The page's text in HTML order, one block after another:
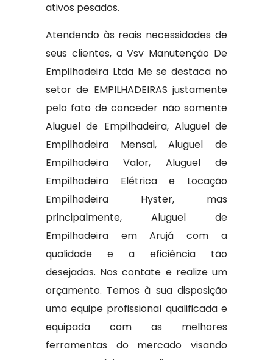
ativos pesados.
Atendendo às reais necessidades de
seus clientes, a Vsv Manutenção De
Empilhadeira Ltda Me se destaca no
setor de EMPILHADEIRAS justamente
pelo fato de conceder não somente
Aluguel de Empilhadeira, Aluguel de
Empilhadeira Mensal, Aluguel de
Empilhadeira Valor, Aluguel de
Empilhadeira Elétrica e Locação
Empilhadeira Hyster, mas
principalmente, Aluguel de
Empilhadeira em Arujá com a
qualidade e a eficiência tão
desejadas. Nos contate e realize um
orçamento. Temos à sua disposição
uma equipe profissional qualificada e
equipada com as melhores
ferramentas do mercado visando